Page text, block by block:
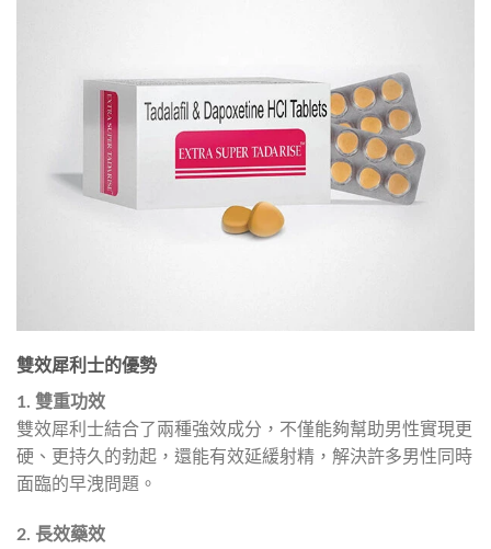
雙效犀利士的優勢
1. 雙重功效
雙效犀利士結合了兩種強效成分，不僅能夠幫助男性實現更
硬、更持久的勃起，還能有效延緩射精，解決許多男性同時
面臨的早洩問題。
2. 長效藥效